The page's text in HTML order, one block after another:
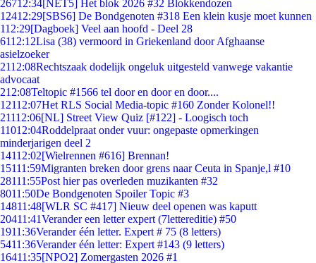
26712:34[NET5] Het blok 2026 #32 Blokkendozen
12412:29[SBS6] De Bondgenoten #318 Een klein kusje moet kunnen
112:29[Dagboek] Veel aan hoofd - Deel 28
6112:12Lisa (38) vermoord in Griekenland door Afghaanse
asielzoeker
2112:08Rechtszaak dodelijk ongeluk uitgesteld vanwege vakantie
advocaat
212:08Teltopic #1566 tel door en door en door....
12112:07Het RLS Social Media-topic #160 Zonder Kolonel!!
21112:06[NL] Street View Quiz [#122] - Loogisch toch
11012:04Roddelpraat onder vuur: ongepaste opmerkingen
minderjarigen deel 2
14112:02[Wielrennen #616] Brennan!
15111:59Migranten breken door grens naar Ceuta in Spanje,l #10
28111:55Post hier pas overleden muzikanten #32
8011:50De Bondgenoten Spoiler Topic #3
14811:48[WLR SC #417] Nieuw deel openen was kaputt
20411:41Verander een letter expert (7lettereditie) #50
1911:36Verander één letter. Expert # 75 (8 letters)
5411:36Verander één letter: Expert #143 (9 letters)
16411:35[NPO2] Zomergasten 2026 #1